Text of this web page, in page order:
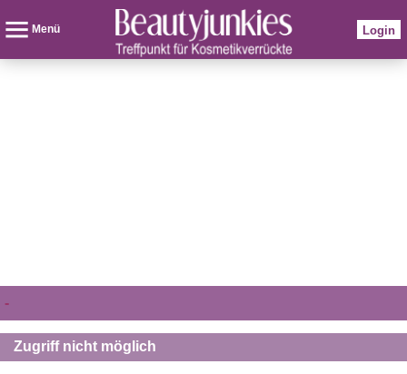
Menü Login
-
Zugriff nicht möglich